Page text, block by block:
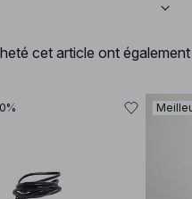
cet article ont également